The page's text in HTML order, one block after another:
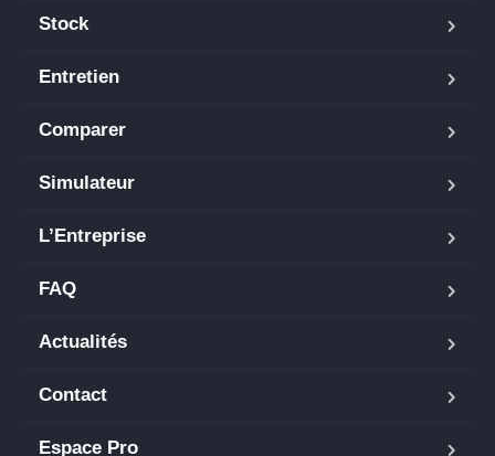
Stock
Entretien
Comparer
Simulateur
L’Entreprise
FAQ
Actualités
Contact
Espace Pro